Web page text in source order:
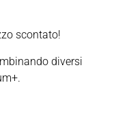
scontato!
diversi